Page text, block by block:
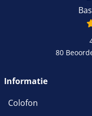
80
Informatie
Colofon